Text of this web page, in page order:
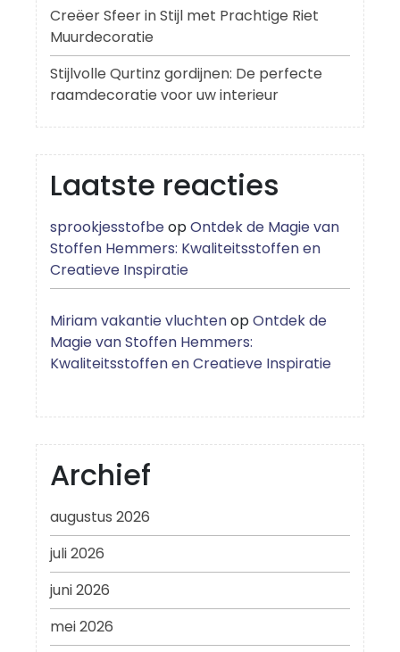
Creëer Sfeer in Stijl met Prachtige Riet
Muurdecoratie
Stijlvolle Qurtinz gordijnen: De perfecte
raamdecoratie voor uw interieur
Laatste reacties
sprookjesstofbeopOntdek de Magie van
Stoffen Hemmers: Kwaliteitsstoffen en
Creatieve Inspiratie
Miriam vakantie vluchtenopOntdek de
Magie van Stoffen Hemmers:
Kwaliteitsstoffen en Creatieve Inspiratie
Archief
augustus 2026
juli 2026
juni 2026
mei 2026